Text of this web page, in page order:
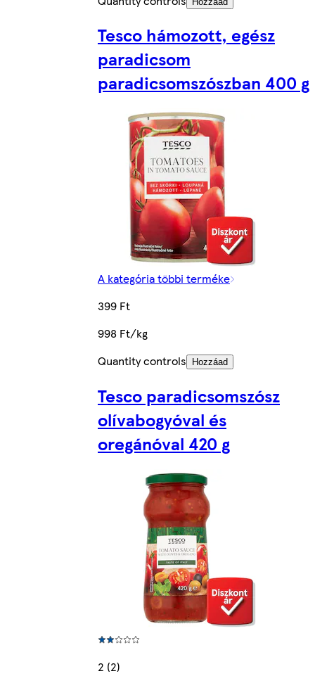
Tesco hámozott, egész
paradicsom
paradicsomszószban 400 g
A kategória többi terméke
399 Ft
998 Ft/kg
Quantity controls
Hozzáad
Tesco paradicsomszósz
olívabogyóval és
oregánóval 420 g
2 (2)